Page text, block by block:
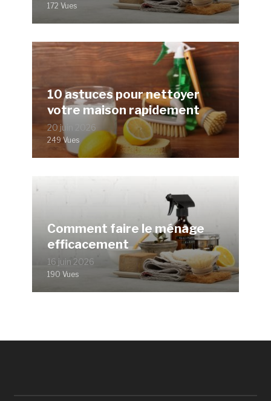
172 Vues
10 astuces pour nettoyer
votre maison rapidement
20 juin 2026
249 Vues
Comment faire le ménage
efficacement
16 juin 2026
190 Vues